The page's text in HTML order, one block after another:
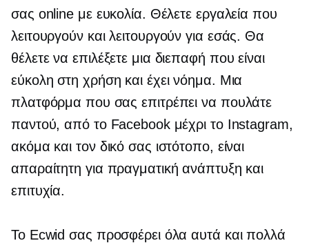
σας online με ευκολία. Θέλετε εργαλεία που
λειτουργούν και λειτουργούν για εσάς. Θα
θέλετε να επιλέξετε μια διεπαφή που είναι
εύκολη στη χρήση και έχει νόημα. Μια
πλατφόρμα που σας επιτρέπει να πουλάτε
παντού, από το Facebook μέχρι το Instagram,
ακόμα και τον δικό σας ιστότοπο, είναι
απαραίτητη για πραγματική ανάπτυξη και
επιτυχία.
Το Ecwid σας προσφέρει όλα αυτά και πολλά